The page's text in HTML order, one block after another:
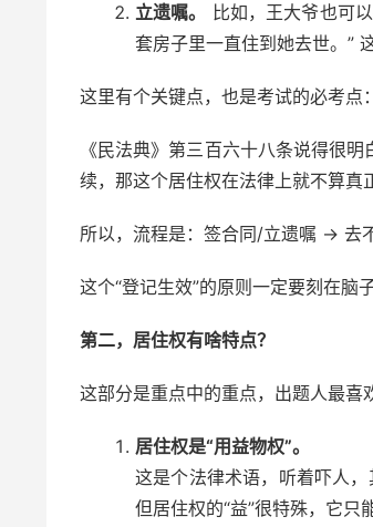
立遗嘱。
比如，王大爷也可
套房子里一直住到她去世。”
这里有个关键点，也是考试的必考点：
《民法典》第三百六十八条说得很
续，那这个居住权在法律上就不算真
所以，流程是：签合同/立遗嘱 → 去
这个“登记生效”的原则一定要刻在脑
第二，居住权有啥特点？
这部分是重点中的重点，出题人最喜
居住权是“用益物权”。
这是个法律术语，听着吓人，
但居住权的“益”很特殊，它只